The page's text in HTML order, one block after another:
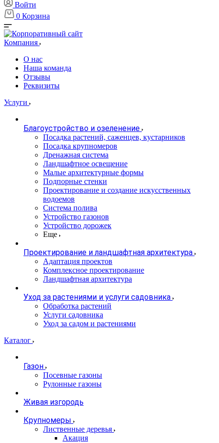
Войти
0 Корзина
Компания
О нас
Наша команда
Отзывы
Реквизиты
Услуги
Благоустройство и озеленение
Посадка растений, саженцев, кустарников
Посадка крупномеров
Дренажная система
Ландшафтное освещение
Малые архитектурные формы
Подпорные стенки
Проектирование и создание искусственных
водоемов
Система полива
Устройство газонов
Устройство дорожек
Еще
Проектирование и ландшафтная архитектура
Адаптация проектов
Комплексное проектирование
Ландшафтная архитектура
Уход за растениями и услуги садовника
Обработка растений
Услуги садовника
Уход за садом и растениями
Каталог
Газон
Посевные газоны
Рулонные газоны
Живая изгородь
Крупномеры
Лиственные деревья
Акация